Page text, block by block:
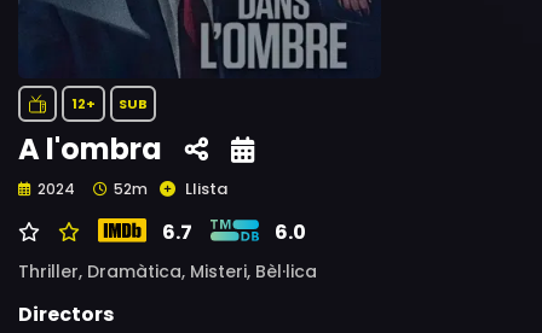
12+ SUB
A l'ombra
2024 52m Llista
6.7 6.0
Thriller, Dramàtica, Misteri, Bèl·lica
Directors